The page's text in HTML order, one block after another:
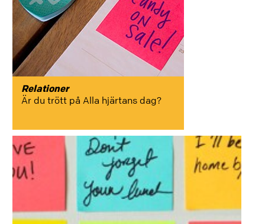
Relationer
Är du trött på Alla hjärtans dag?